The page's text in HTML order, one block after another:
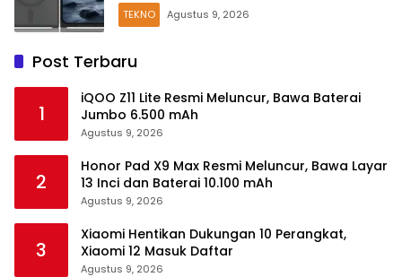
TEKNO Agustus 9, 2026
Post Terbaru
1
iQOO Z11 Lite Resmi Meluncur, Bawa Baterai
Jumbo 6.500 mAh
Agustus 9, 2026
2
Honor Pad X9 Max Resmi Meluncur, Bawa Layar
13 Inci dan Baterai 10.100 mAh
Agustus 9, 2026
3
Xiaomi Hentikan Dukungan 10 Perangkat,
Xiaomi 12 Masuk Daftar
Agustus 9, 2026